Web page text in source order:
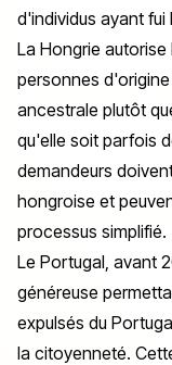
d'individus ayant
La Hongrie
personnes
ancestrale plutôt
qu'elle soit parfois
demandeurs
hongroise et
processus simplifié.
Le Portugal, avant
généreuse
expulsés du
la citoyenneté.